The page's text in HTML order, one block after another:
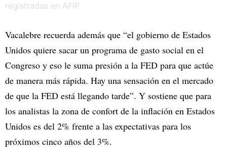
Vacalebre recuerda además que “el gobierno de Estados
Unidos quiere sacar un programa de gasto social en el
Congreso y eso le suma presión a la FED para que actúe
de manera más rápida. Hay una sensación en el mercado
de que la FED está llegando tarde”. Y sostiene que para
los analistas la zona de confort de la inflación en Estados
Unidos es del 2% frente a las expectativas para los
próximos cinco años del 3%.